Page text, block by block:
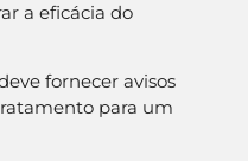
a eficácia do
fornecer avisos
para um